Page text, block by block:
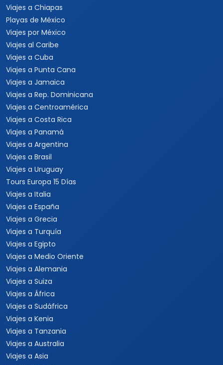
Viajes a Chiapas
Playas de México
Viajes por México
Viajes al Caribe
Viajes a Cuba
Viajes a Punta Cana
Viajes a Jamaica
Viajes a Rep. Dominicana
Viajes a Centroamérica
Viajes a Costa Rica
Viajes a Panamá
Viajes a Argentina
Viajes a Brasil
Viajes a Uruguay
Tours Europa 15 Días
Viajes a Italia
Viajes a España
Viajes a Grecia
Viajes a Turquía
Viajes a Egipto
Viajes a Medio Oriente
Viajes a Alemania
Viajes a Suiza
Viajes a África
Viajes a Sudáfrica
Viajes a Kenia
Viajes a Tanzania
Viajes a Australia
Viajes a Asia